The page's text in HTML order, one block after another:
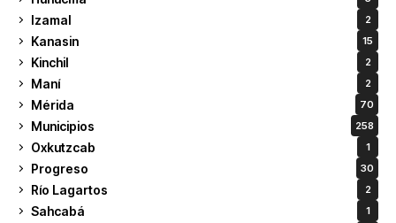
Izamal 2
Kanasin 15
Kinchil 2
Maní 2
Mérida 70
Municipios 258
Oxkutzcab 1
Progreso 30
Río Lagartos 2
Sahcabá 1